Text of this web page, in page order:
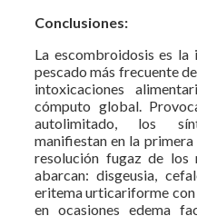
Conclusiones:
La escombroidosis es
pescado más frecuente
intoxicaciones
cómputo global.
autolimitado, los
manifiestan en la
resolución fugaz de los
abarcan: disgeusia,
eritema urticariforme
en ocasiones edema